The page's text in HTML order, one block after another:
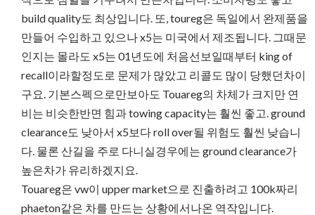
build quality도 최상입니다. 또, toureg은 독일에서 완제품을
만들어 수입하고 있으나 x5는 미국에서 제조됩니다. 그때문
인지는 몰라도 x5는 01년도에 처음선보일때부터 king of
recall이라할정도로 문제가 많았고 리콜도 많이 당했던차이
구요. 기본스펙으로만보아도 Touareg의 차체가 크지만 연
비는 비슷한반면 힘과 towing capacity는 훨씬 좋고. ground
clearance도 낮아서 x5보다 roll over될 위험도 훨씬 낮습니
다. 물론 산길을 주로 다니실경우에는 ground clearance가
높은차가 유리하겠지요.
Touareg은 vw이 upper market으로 진출하려고 100k짜리
phaeton같은 차를 만드는 상황에서나온 역작입니다.